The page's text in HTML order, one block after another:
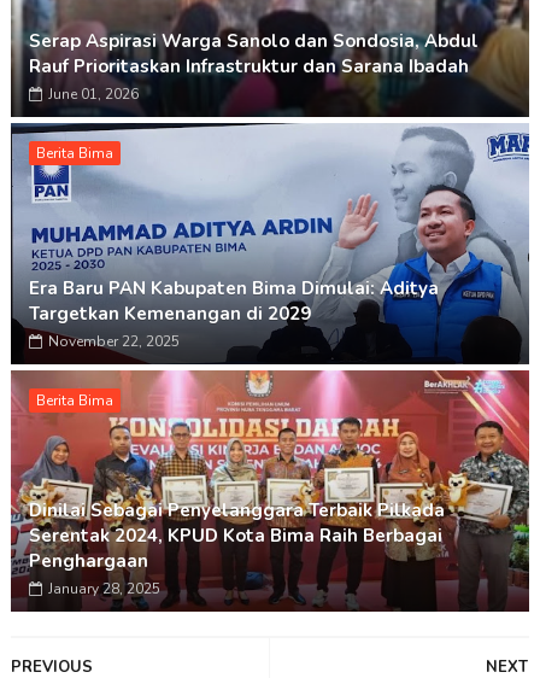
Serap Aspirasi Warga Sanolo dan Sondosia, Abdul
Rauf Prioritaskan Infrastruktur dan Sarana Ibadah
June 01, 2026
Berita Bima
Era Baru PAN Kabupaten Bima Dimulai: Aditya
Targetkan Kemenangan di 2029
November 22, 2025
Berita Bima
Dinilai Sebagai Penyelanggara Terbaik Pilkada
Serentak 2024, KPUD Kota Bima Raih Berbagai
Penghargaan
January 28, 2025
NEXT
PREVIOUS